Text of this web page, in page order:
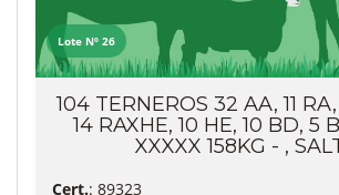
Lote Nº 26
104 TERNEROS 32 AA, 11
14 RAXHE, 10 HE, 10 BD, 5
XXXXX 158KG - ,
Cert.: 89323